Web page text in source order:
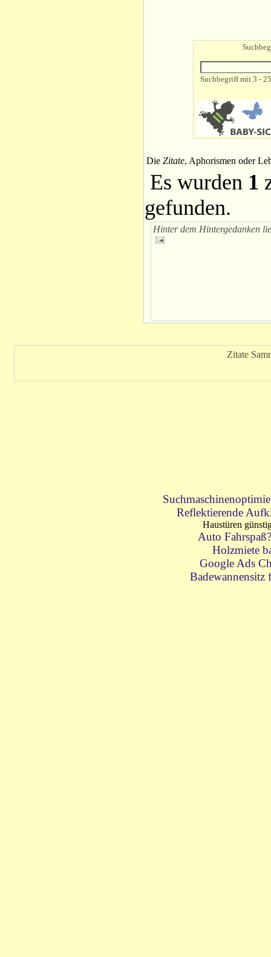
Suchbegriff mit 3 -
Die Zitate, Aphorismen oder
Es wurden 1
gefunden.
Hinter dem Hintergedanken
Zitate
Reflektierende
Haustüren
Auto
Holzmiete
Google Ads
Badewannensitz